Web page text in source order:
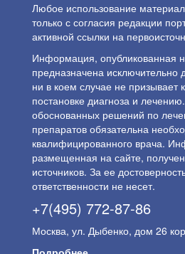
Любое использование
только с согласия редакции
активной ссылки на
Информация, опубликованная
предназначена исключительно
ни в коем случае не призывает
постановке диагноза и
обоснованных решений по
препаратов обязательна
квалифицированного врача.
размещенная на сайте,
источников. За ее
ответственности не несет.
+7(495) 772-87-86
Москва, ул. Дыбенко, дом 26